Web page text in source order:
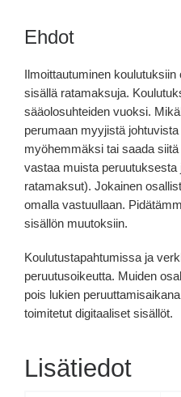
Ehdot
Ilmoittautuminen
sisällä ratamaksuja.
sääolosuhteiden vuoksi.
perumaan myyjistä
myöhemmäksi tai saada
vastaa muista
ratamaksut). Jokainen
omalla vastuullaan.
sisällön muutoksiin.
Koulutustapahtumissa ja
peruutusoikeutta. Muiden
pois lukien
toimitetut digitaaliset sisällöt.
Lisätiedot